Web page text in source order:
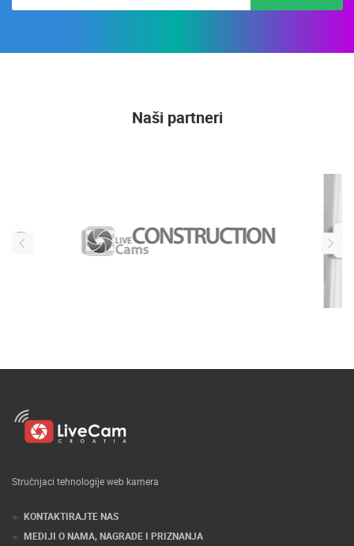
Naši partneri
Stručnjaci tehnologije web kamera
KONTAKTIRAJTE NAS
MEDIJI O NAMA, NAGRADE I PRIZNANJA